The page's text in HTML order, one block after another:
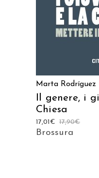
Marta Rodríguez
Il genere, i
Chiesa
17,90€
17,01 €
Brossura